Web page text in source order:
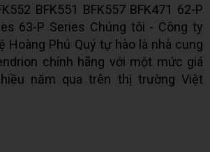
BFK551 BFK557 BFK471 62-P
63-P Series Chúng tôi - Công ty
Hoàng Phú Quý tự hào là nhà cung
chính hãng với một mức giá
năm qua trên thị trường Việt